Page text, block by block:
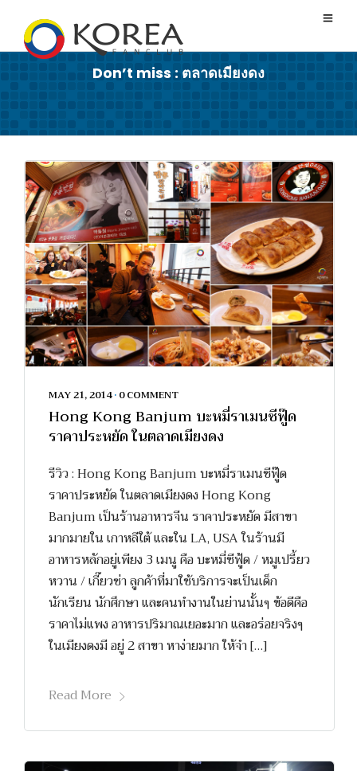
Don’t miss : ตลาดเมียงดง
MAY 21, 2014 • 0 COMMENT
Hong Kong Banjum บะหมี่ราเมนซีฟู๊ด
ราคาประหยัด ในตลาดเมียงดง
รีวิว : Hong Kong Banjum บะหมี่ราเมนซีฟู๊ด
ราคาประหยัด ในตลาดเมียงดง Hong Kong
Banjum เป็นร้านอาหารจีน ราคาประหยัด มีสาขา
มากมายใน เกาหลีใต้ และใน LA, USA ในร้านมี
อาหารหลักอยู่เพียง 3 เมนู คือ บะหมี่ซีฟู้ด / หมูเปรี้ยว
หวาน / เกี๊ยวซ่า ลูกค้าที่มาใช้บริการจะเป็นเด็ก
นักเรียน นักศึกษา และคนทำงานในย่านนั้นๆ ข้อดีคือ
ราคาไม่แพง อาหารปริมาณเยอะมาก และอร่อยจริงๆ
ในเมียงดงมี อยู่ 2 สาขา หาง่ายมาก ให้จำ […]
Read More